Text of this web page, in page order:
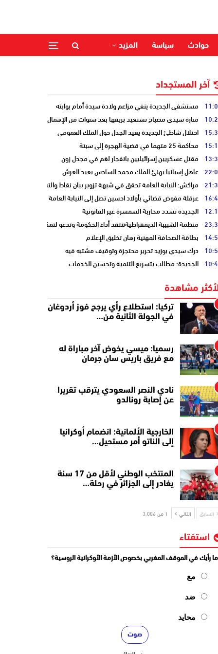
حوادث سياسة المزيد
آخر المستجداد
مستشفى الجديدة ينفي مزاعم ولادة سيدة أمام بوابته
منارة سيدي مصباح تستعيد بريقها بعد سنوات من الإهمال
احتلال شاطئ الجديدة يعيد الجدل حول الملك العمومي
محاكمة 25 متهما في قضية الهجرة إلى سبتة
مقتل عسكريين إسرائيليين بانفجار لغم في مجدل زون
عاهل إسبانيا يهنئ الملك محمد السادس بعيد العرش
مراكش: النيابة العامة تحقق في شبهة تزوير بيان نقاط والتشهير بطالب
عرقلة مفوض قضائي بأولاد احسين تصل إلى النيابة العامة
الجديدة تشدد محاربة السمسرة غير القانونية
منظمة الشبيبة الديمقراطيةتنتقد أداء الحكومة وتدعو لتمكين الشباب
بطاقة الصحافة المهنية رهان تخليق الإعلام
درك سيدي بوزيد تحرير محتجزة وتوقيف مشتبه فيه
الجديدة: مطالب بتسريع التنمية وتحسين الخدمات
مشاهدة
تركيا: استطلاع رأي يرجح فوز أردوغان
في الجولة الثانية من…
رسميا: ميسي يخوض آخر مباراة له
مع فريق باريس سان جرمان
نادي النصر السعودي يترقب تقريرا
عن إصابة رونالدو
الخارجية الألمانية: انضمام أوكرانيا
إلى الناتو أمر مستحيل…
المنتخب الوطني لأقل من 17 سنة
يغادر إلى الجزائر في رحلة…
السابق التالي 1 من 3٬086
استفتاء
ما رأيك في الموقف المغربي بخصوص الأزمة الأوكرانية الروسية؟
مع
ضد
محايد